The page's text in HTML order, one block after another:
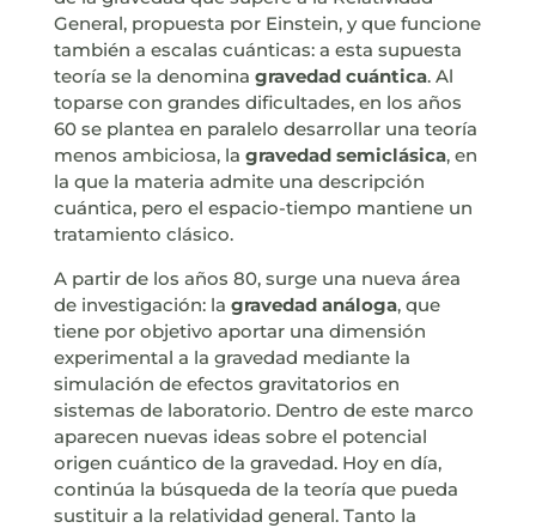
General, propuesta por Einstein, y que funcione
también a escalas cuánticas: a esta supuesta
teoría se la denomina gravedad cuántica. Al
toparse con grandes dificultades, en los años
60 se plantea en paralelo desarrollar una teoría
menos ambiciosa, la gravedad semiclásica, en
la que la materia admite una descripción
cuántica, pero el espacio-tiempo mantiene un
tratamiento clásico.
A partir de los años 80, surge una nueva área
de investigación: la gravedad análoga, que
tiene por objetivo aportar una dimensión
experimental a la gravedad mediante la
simulación de efectos gravitatorios en
sistemas de laboratorio. Dentro de este marco
aparecen nuevas ideas sobre el potencial
origen cuántico de la gravedad. Hoy en día,
continúa la búsqueda de la teoría que pueda
sustituir a la relatividad general. Tanto la